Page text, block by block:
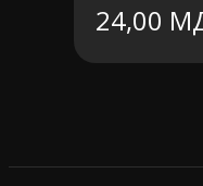
24,00